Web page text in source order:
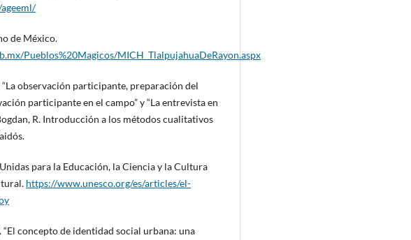
de México.
Pueblos%20Magicos/MICH_TlalpujahuaDeRayon.aspx
“La observación participante, preparación del
participante en el campo” y “La entrevista en
R. Introducción a los métodos cualitativos
para la Educación, la Ciencia y la Cultura
https://www.unesco.org/es/articles/el-
“El concepto de identidad social urbana: una